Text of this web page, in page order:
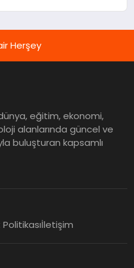
Herşey
eğitim, ekonomi,
alanlarında güncel ve
buluşturan kapsamlı
İletişim